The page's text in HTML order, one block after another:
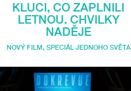
KLUCI, CO ZAPLNILI
LETNOU. CHVILKY
NADĚJE
NOVÝ FILM, SPECIÁL JEDNOHO SVĚTA